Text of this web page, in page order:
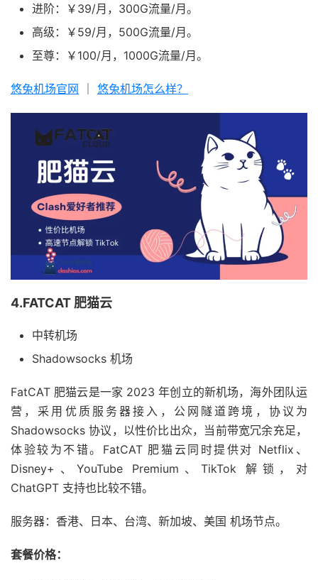
进阶：￥39/月，300G流量/月。
高级：￥59/月，500G流量/月。
至尊：￥100/月，1000G流量/月。
悠兔机场官网 悠兔机场怎么样？
4.FATCAT 肥猫云
中转机场
Shadowsocks 机场
FatCAT 肥猫云是一家 2023 年创立的新机场，海外团队运
营，采用优质服务器接入，公网隧道跨境，协议为
Shadowsocks 协议，以性价比出众，当前带宽冗余充足，
体验较为不错。FatCAT 肥猫云同时提供对 Netflix、
Disney+、YouTube Premium、TikTok 解锁，对
ChatGPT 支持也比较不错。
服务器：香港、日本、台湾、新加坡、美国 机场节点。
套餐价格：